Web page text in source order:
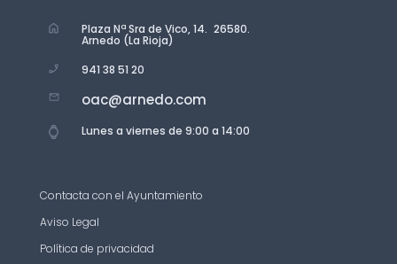
Plaza Nª Sra de Vico, 14. 26580.
Arnedo (La Rioja)
941 38 51 20
oac@arnedo.com
Lunes a viernes de 9:00 a 14:00
Contacta con el Ayuntamiento
Aviso Legal
Política de privacidad